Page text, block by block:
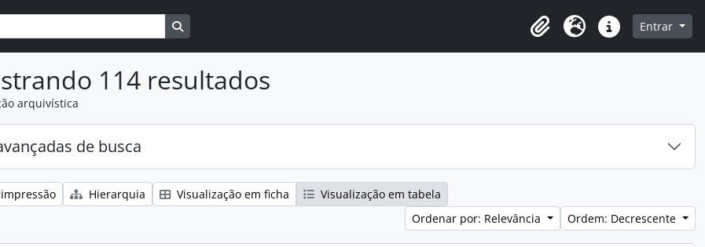
Área de Transferência
Idioma Atalhos Entrar
114 resultados
arquivística
de busca
Hierarquia Visualização em ficha
Visualização em tabela
Ordenar por: Relevância
Ordem: Decrescente